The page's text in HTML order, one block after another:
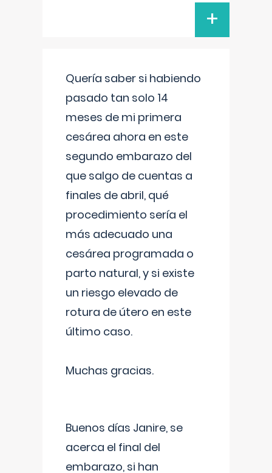
+
Quería saber si habiendo
pasado tan solo 14
meses de mi primera
cesárea ahora en este
segundo embarazo del
que salgo de cuentas a
finales de abril, qué
procedimiento sería el
más adecuado una
cesárea programada o
parto natural, y si existe
un riesgo elevado de
rotura de útero en este
último caso.
Muchas gracias.
Buenos días Janire, se
acerca el final del
embarazo, si han